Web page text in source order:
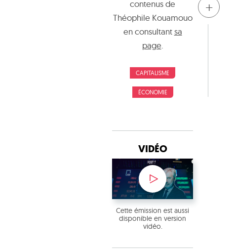
contenus de
Théophile Kouamouo
en consultantsa
page
CAPITALISME
ÉCONOMIE
+
VIDÉO
Cette émission est aussi
disponible en version
vidéo.